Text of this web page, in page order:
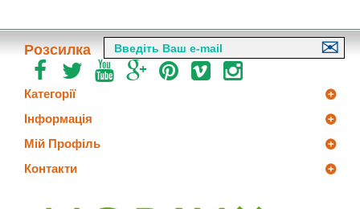
Розсилка
Категорії
Інформація
Мій Профіль
Контакти